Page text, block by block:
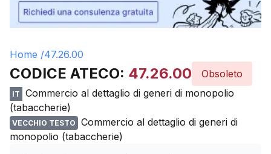
Home /47.26.00
CODICE ATECO: 47.26.00 Obsoleto
IT
Commercio al dettaglio di generi di monopolio
(tabaccherie)
VECCHIO TESTO
Commercio al dettaglio di generi di
monopolio (tabaccherie)